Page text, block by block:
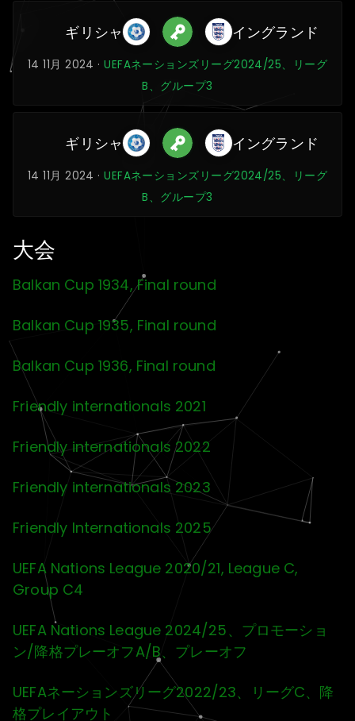
ギリシャ イングランド
14 11月 2024 ·UEFAネーションズリーグ2024/25、リーグ
B、グループ3
ギリシャ イングランド
14 11月 2024 ·UEFAネーションズリーグ2024/25、リーグ
B、グループ3
大会
Balkan Cup 1934, Final round
Balkan Cup 1935, Final round
Balkan Cup 1936, Final round
Friendly internationals 2021
Friendly internationals 2022
Friendly internationals 2023
Friendly Internationals 2025
UEFA Nations League 2020/21, League C,
Group C4
UEFA Nations League 2024/25、プロモーショ
ン/降格プレーオフA/B、プレーオフ
UEFAネーションズリーグ2022/23、リーグC、降
格プレイアウト